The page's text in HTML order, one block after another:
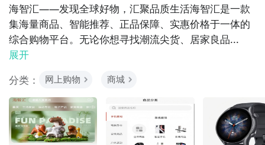
海智汇——发现全球好物，汇聚品质生活海智汇是一款
集海量商品、智能推荐、正品保障、实惠价格于一体的
综合购物平台。无论你想寻找潮流尖货、居家良品...
展开
分类：
网上购物 商城